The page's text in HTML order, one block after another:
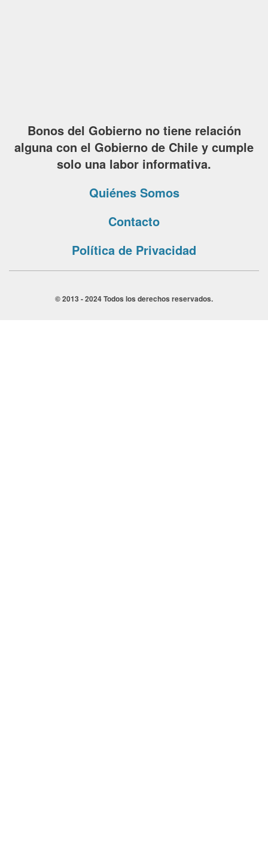
Bonos del Gobierno no tiene relación
alguna con el Gobierno de Chile y cumple
solo una labor informativa.
Quiénes Somos
Contacto
Política de Privacidad
© 2013 - 2024 Todos los derechos reservados.